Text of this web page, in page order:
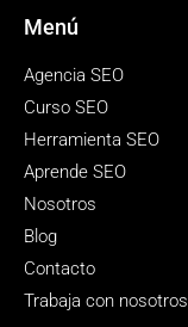
Menú
Agencia SEO
Curso SEO
Herramienta SEO
Aprende SEO
Nosotros
Blog
Contacto
Trabaja con nosotros